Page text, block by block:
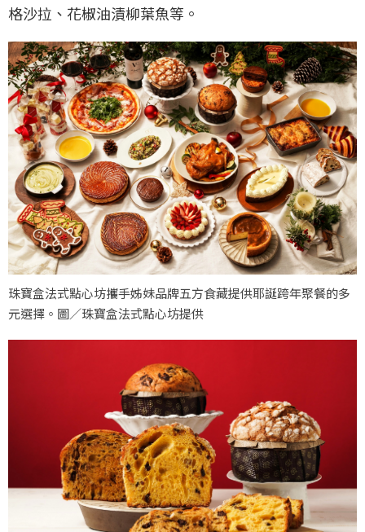
格沙拉、花椒油漬柳葉魚等。
珠寶盒法式點心坊攜手姊妹品牌五方食藏提供耶誕跨年聚餐的多
元選擇。圖／珠寶盒法式點心坊提供